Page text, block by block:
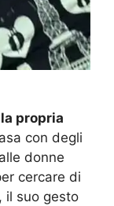
propria
con degli
donne
cercare di
il suo gesto